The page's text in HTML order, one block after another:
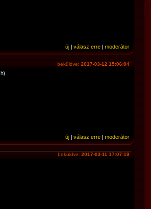
új | válasz erre | moderátor
beküldve: 2017-03-12 15:06:04
új | válasz erre | moderátor
beküldve: 2017-03-11 17:07:19